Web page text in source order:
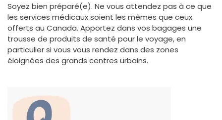
Soyez bien préparé(e). Ne vous attendez pas à ce que
les services médicaux soient les mêmes que ceux
offerts au Canada. Apportez dans vos bagages une
trousse de produits de santé pour le voyage, en
particulier si vous vous rendez dans des zones
éloignées des grands centres urbains.